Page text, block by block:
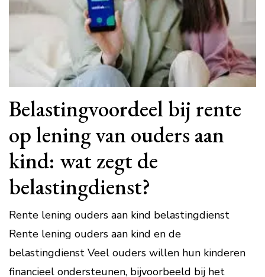
Belastingvoordeel bij rente
op lening van ouders aan
kind: wat zegt de
belastingdienst?
Rente lening ouders aan kind belastingdienst
Rente lening ouders aan kind en de
belastingdienst Veel ouders willen hun kinderen
financieel ondersteunen, bijvoorbeeld bij het